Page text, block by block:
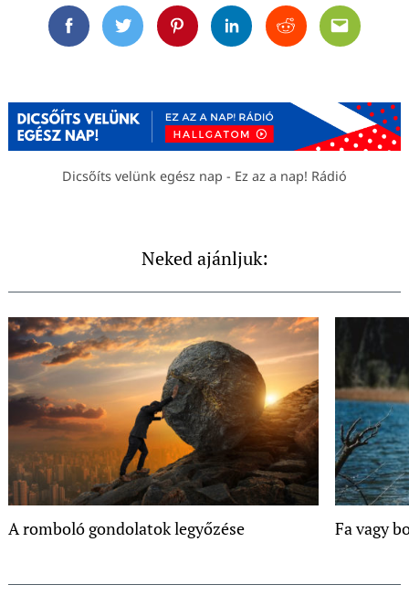
FacebookTwitterPinterestLinkedinRedditEmail
Dicsőíts velünk egész nap - Ez az a nap! Rádió
Neked ajánljuk:
A romboló gondolatok legyőzése Fa vagy